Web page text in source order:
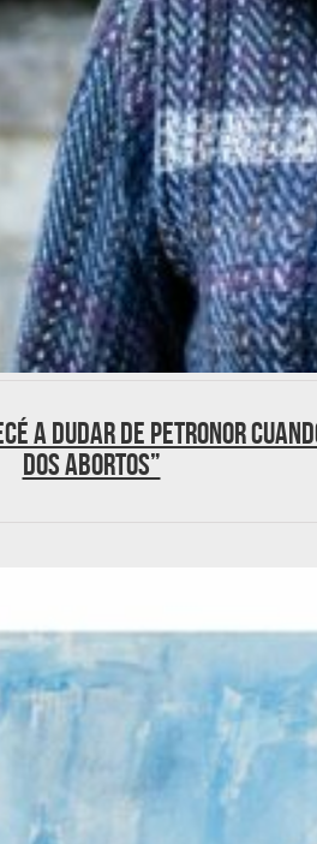
a dudar de Petronor
dos abortos”